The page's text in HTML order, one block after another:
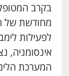
בקרב
מחודשת של
לפעילות
אינסומניה,
המערכת